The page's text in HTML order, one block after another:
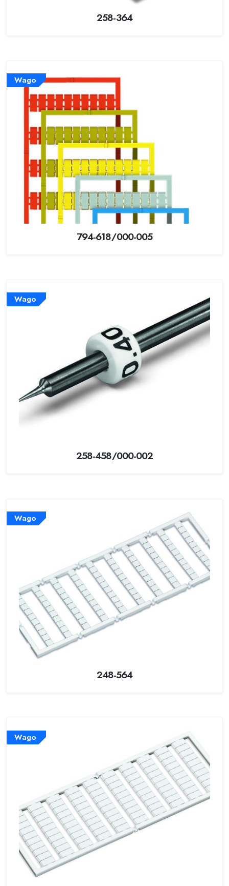
258-364
Wago
794-618/000-005
Wago
258-458/000-002
Wago
248-564
Wago